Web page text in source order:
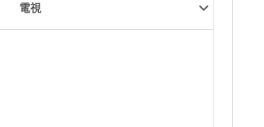
電視